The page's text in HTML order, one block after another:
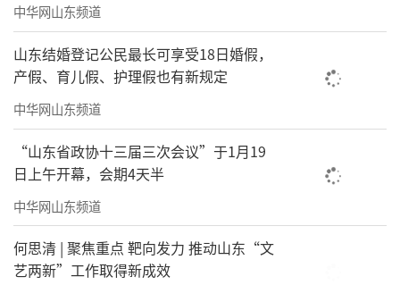
中华网山东频道
山东结婚登记公民最长可享受18日婚假，
产假、育儿假、护理假也有新规定
中华网山东频道
“山东省政协十三届三次会议”于1月19
日上午开幕，会期4天半
中华网山东频道
何思清 | 聚焦重点 靶向发力 推动山东“文
艺两新”工作取得新成效